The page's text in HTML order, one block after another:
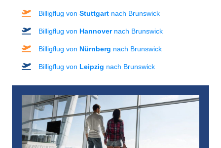
Billigflug von Stuttgart nach Brunswick
Billigflug von Hannovernach Brunswick
Billigflug von Nürnberg nach Brunswick
Billigflug von Leipzig nach Brunswick